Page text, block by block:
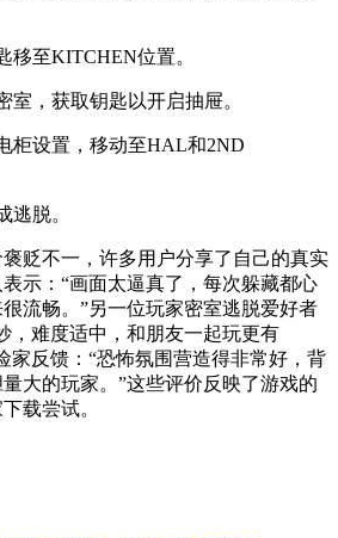
移至KITCHEN位置。
室，获取钥匙以开启抽屉。
柜设置，移动至HAL和2ND
逃脱。
贬不一，许多用户分享了自己的真实
示：“画面太逼真了，每次躲藏都心
流畅。”另一位玩家密室逃脱爱好者
，难度适中，和朋友一起玩更有
家反馈：“恐怖氛围营造得非常好，背
大的玩家。”这些评价反映了游戏的
载尝试。